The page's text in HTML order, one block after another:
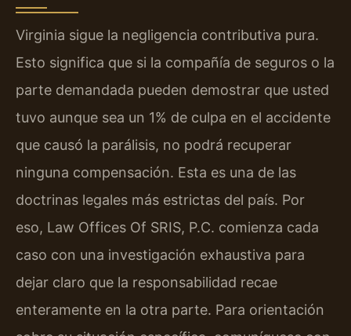
Virginia sigue la negligencia contributiva pura.
Esto significa que si la compañía de seguros o la
parte demandada pueden demostrar que usted
tuvo aunque sea un 1% de culpa en el accidente
que causó la parálisis, no podrá recuperar
ninguna compensación. Esta es una de las
doctrinas legales más estrictas del país. Por
eso, Law Offices Of SRIS, P.C. comienza cada
caso con una investigación exhaustiva para
dejar claro que la responsabilidad recae
enteramente en la otra parte. Para orientación